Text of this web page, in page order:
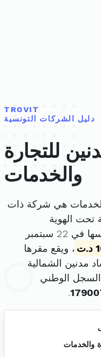
TROVIT
دليل الشركات التونسية
للتجارة
والخدمات
هي شركة ذات
تحت الهوية
. تم تأسيسها في 22 سبتمبر
، ويقع مقرها
مدنين الشمالية
الوطني
.
والخدمات